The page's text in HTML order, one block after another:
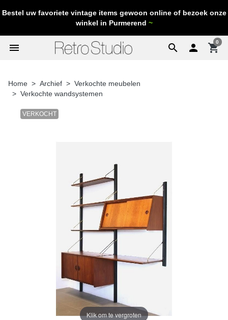
Bestel uw favoriete vintage items gewoon online of bezoek onze
winkel in Purmerend ~
search
menu  shopping_cart
0
Home Archief
Verkochte meubelen
Verkochte wandsystemen
VERKOCHT
Klik om te vergroten